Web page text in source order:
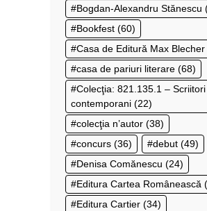
Bogdan-Alexandru Stănescu
Bookfest (60)
Casa de Editură Max Blecher
casa de pariuri literare (68)
Colecţia: 821.135.1 –
contemporani (22)
colecţia n’autor (38)
concurs (36) debut (49)
Denisa Comănescu (24)
Editura Cartea Românească
Editura Cartier (34)